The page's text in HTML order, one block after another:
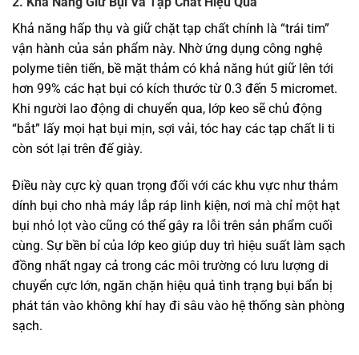
Khả năng hấp thụ và giữ chặt tạp chất chính là “trái tim”
vận hành của sản phẩm này. Nhờ ứng dụng công nghệ
polyme tiên tiến, bề mặt thảm có khả năng hút giữ lên tới
hơn 99% các hạt bụi có kích thước từ 0.3 đến 5 micromet.
Khi người lao động di chuyển qua, lớp keo sẽ chủ động
“bắt” lấy mọi hạt bụi mịn, sợi vải, tóc hay các tạp chất li ti
còn sót lại trên đế giày.
Điều này cực kỳ quan trọng đối với các khu vực như thảm
dính bụi cho nhà máy lắp ráp linh kiện, nơi mà chỉ một hạt
bụi nhỏ lọt vào cũng có thể gây ra lỗi trên sản phẩm cuối
cùng. Sự bền bỉ của lớp keo giúp duy trì hiệu suất làm sạch
đồng nhất ngay cả trong các môi trường có lưu lượng di
chuyển cực lớn, ngăn chặn hiệu quả tình trạng bụi bẩn bị
phát tán vào không khí hay đi sâu vào hệ thống sàn phòng
sạch.